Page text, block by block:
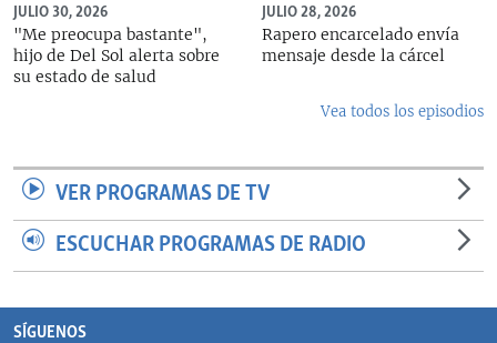
JULIO 30, 2026
"Me preocupa bastante",
hijo de Del Sol alerta sobre
su estado de salud
JULIO 28, 2026
Rapero encarcelado envía
mensaje desde la cárcel
Vea todos los episodios
VER PROGRAMAS DE TV
ESCUCHAR PROGRAMAS DE RADIO
SÍGUENOS